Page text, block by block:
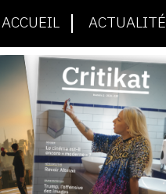
ACCUEIL ACTUALITÉ